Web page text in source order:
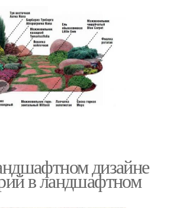
дизайне
в ландшафтном